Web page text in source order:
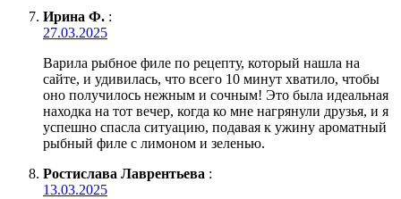
Ирина Ф. :
27.03.2025
Варила рыбное филе по рецепту, который нашла на
сайте, и удивилась, что всего 10 минут хватило, чтобы
оно получилось нежным и сочным! Это была идеальная
находка на тот вечер, когда ко мне нагрянули друзья, и я
успешно спасла ситуацию, подавая к ужину ароматный
рыбный филе с лимоном и зеленью.
Ростислава Лаврентьева :
13.03.2025